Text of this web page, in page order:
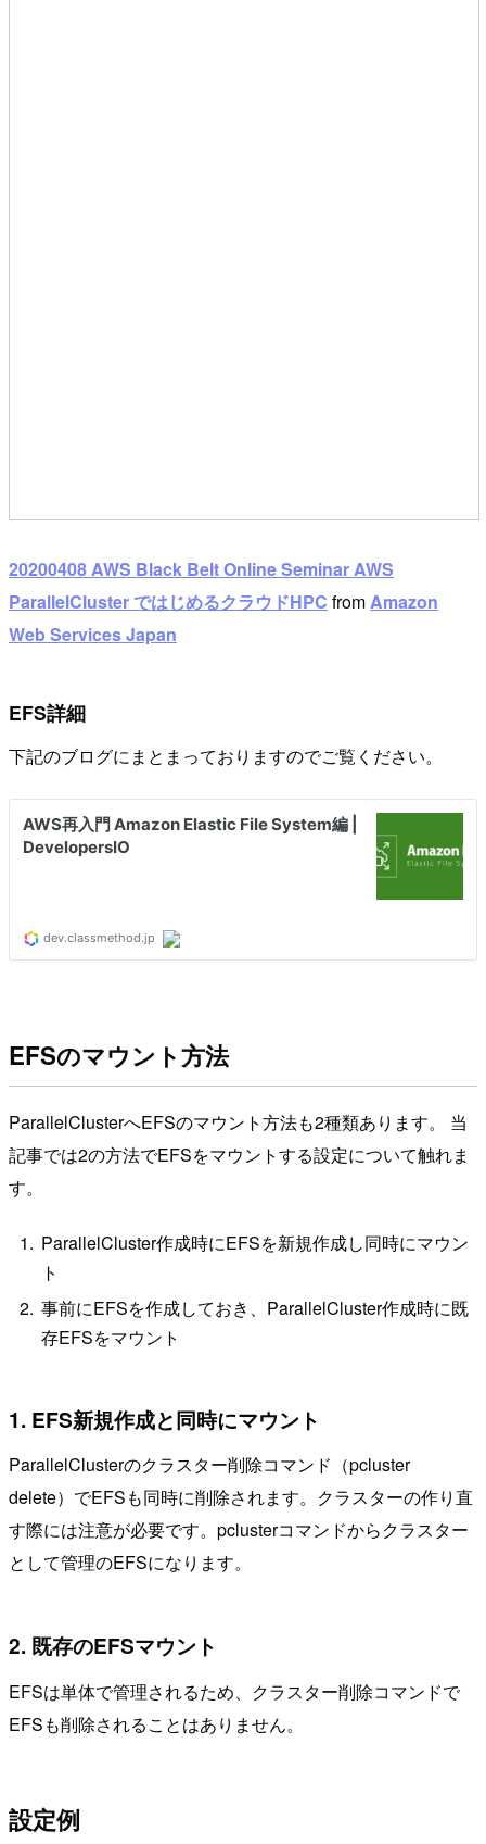
20200408 AWS Black Belt Online Seminar AWS
ParallelCluster ではじめるクラウドHPC fromAmazon
Web Services Japan
EFS詳細
下記のブログにまとまっておりますのでご覧ください。
EFSのマウント方法
ParallelClusterへEFSのマウント方法も2種類あります。 当
記事では2の方法でEFSをマウントする設定について触れま
す。
ParallelCluster作成時にEFSを新規作成し同時にマウン
ト
事前にEFSを作成しておき、ParallelCluster作成時に既
存EFSをマウント
1. EFS新規作成と同時にマウント
ParallelClusterのクラスター削除コマンド（pcluster
delete）でEFSも同時に削除されます。クラスターの作り直
す際には注意が必要です。pclusterコマンドからクラスター
として管理のEFSになります。
2. 既存のEFSマウント
EFSは単体で管理されるため、クラスター削除コマンドで
EFSも削除されることはありません。
設定例